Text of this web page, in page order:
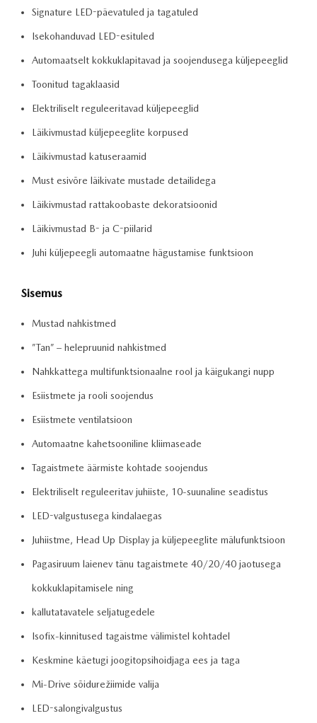
Signature LED-päevatuled ja tagatuled
Isekohanduvad LED-esituled
Automaatselt kokkuklapitavad ja soojendusega küljepeeglid
Toonitud tagaklaasid
Elektriliselt reguleeritavad küljepeeglid
Läikivmustad küljepeeglite korpused
Läikivmustad katuseraamid
Must esivõre läikivate mustade detailidega
Läikivmustad rattakoobaste dekoratsioonid
Läikivmustad B- ja C-piilarid
Juhi küljepeegli automaatne hägustamise funktsioon
Sisemus
Mustad nahkistmed
”Tan” – helepruunid nahkistmed
Nahkkattega multifunktsionaalne rool ja käigukangi nupp
Esiistmete ja rooli soojendus
Esiistmete ventilatsioon
Automaatne kahetsooniline kliimaseade
Tagaistmete äärmiste kohtade soojendus
Elektriliselt reguleeritav juhiiste, 10-suunaline seadistus
LED-valgustusega kindalaegas
Juhiistme, Head Up Display ja küljepeeglite mälufunktsioon
Pagasiruum laienev tänu tagaistmete 40/20/40 jaotusega
kokkuklapitamisele ning
kallutatavatele seljatugedele
Isofix-kinnitused tagaistme välimistel kohtadel
Keskmine käetugi joogitopsihoidjaga ees ja taga
Mi-Drive sõidurežiimide valija
LED-salongivalgustus